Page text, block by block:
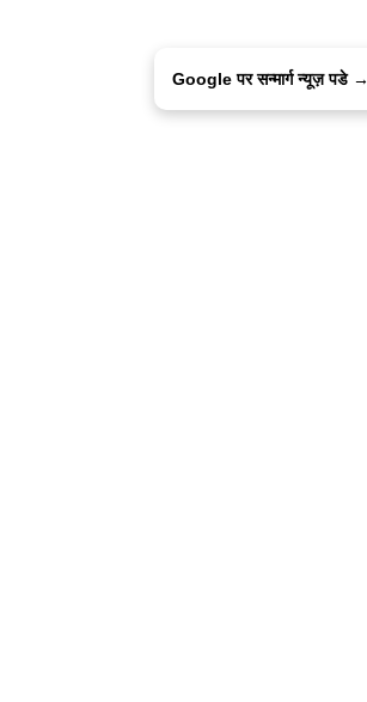
Google पर सन्मार्ग न्यूज़ पडे →